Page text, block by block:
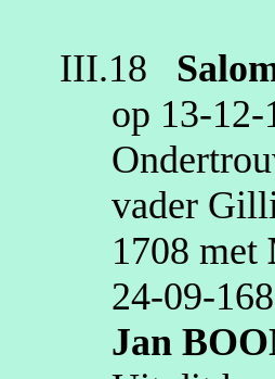
III.18
op
vader
1708 met
Jan